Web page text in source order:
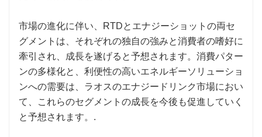
市場の進化に伴い、RTDとエナジーショットの両セ
グメントは、それぞれの独自の強みと消費者の嗜好に
牽引され、成長を遂げると予想されます。消費パター
ンの多様化と、利便性の高いエネルギーソリューショ
ンへの需要は、ラオスのエナジードリンク市場におい
て、これらのセグメントの成長を今後も促進していく
と予想されます。.